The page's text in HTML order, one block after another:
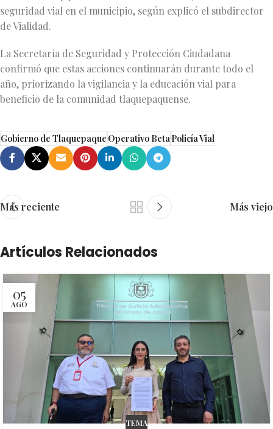
seguridad vial en el municipio, según explicó el subdirector
de Vialidad.
La Secretaría de Seguridad y Protección Ciudadana
confirmó que estas acciones continuarán durante todo el
año, priorizando la vigilancia y la educación vial para
beneficio de la comunidad tlaquepaquense.
Gobierno de TlaquepaqueOperativo BetaPolicía Vial
Más reciente Más viejo
Artículos Relacionados
05
AGO
TEMA